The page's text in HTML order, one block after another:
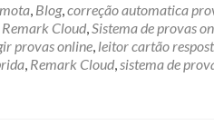
, Blog,correção automatica
Remark Cloud,Sistema de provas
provas online, leitor cartão
, Remark Cloud,sistema de